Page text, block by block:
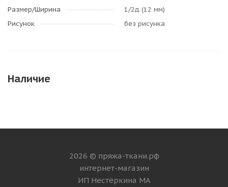
Размер/Ширина
1/2д (12 мм)
Рисунок
без рисунка
Наличие
2026 © пряжа-ткани.рф
интернет-магазин
ИП Нестёркина МА